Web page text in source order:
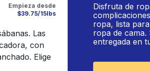
Empieza desde
$39.75/15lbs
Las
con
Elige
Disfruta de
ropa, lista
ropa de
entregada en